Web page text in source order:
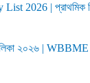
2026 | প্রাথমিক
তালিকা ২০২৬ |